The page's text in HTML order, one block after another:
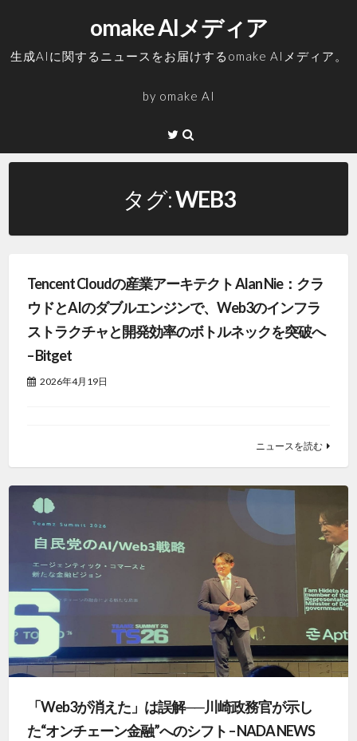
ッ
omake AIメディア
生成AIに関するニュースをお届けするomake AIメディア。
by omake AI
Twitter
タグ:WEB3
Tencent Cloudの産業アーキテクト Alan Nie：クラ
ウドとAIのダブルエンジンで、Web3のインフラ
ストラクチャと開発効率のボトルネックを突破へ
– Bitget
2026年4月19日
ニュースを読む
「Web3が消えた」は誤解──川崎政務官が示し
た“オンチェーン金融”へのシフト – NADA NEWS